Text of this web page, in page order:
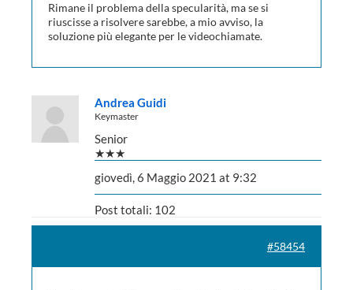
Rimane il problema della specularità, ma se si
riuscisse a risolvere sarebbe, a mio avviso, la
soluzione più elegante per le videochiamate.
Andrea Guidi
Keymaster
Senior
★★★
giovedì, 6 Maggio 2021 at 9:32
Post totali: 102
#58454